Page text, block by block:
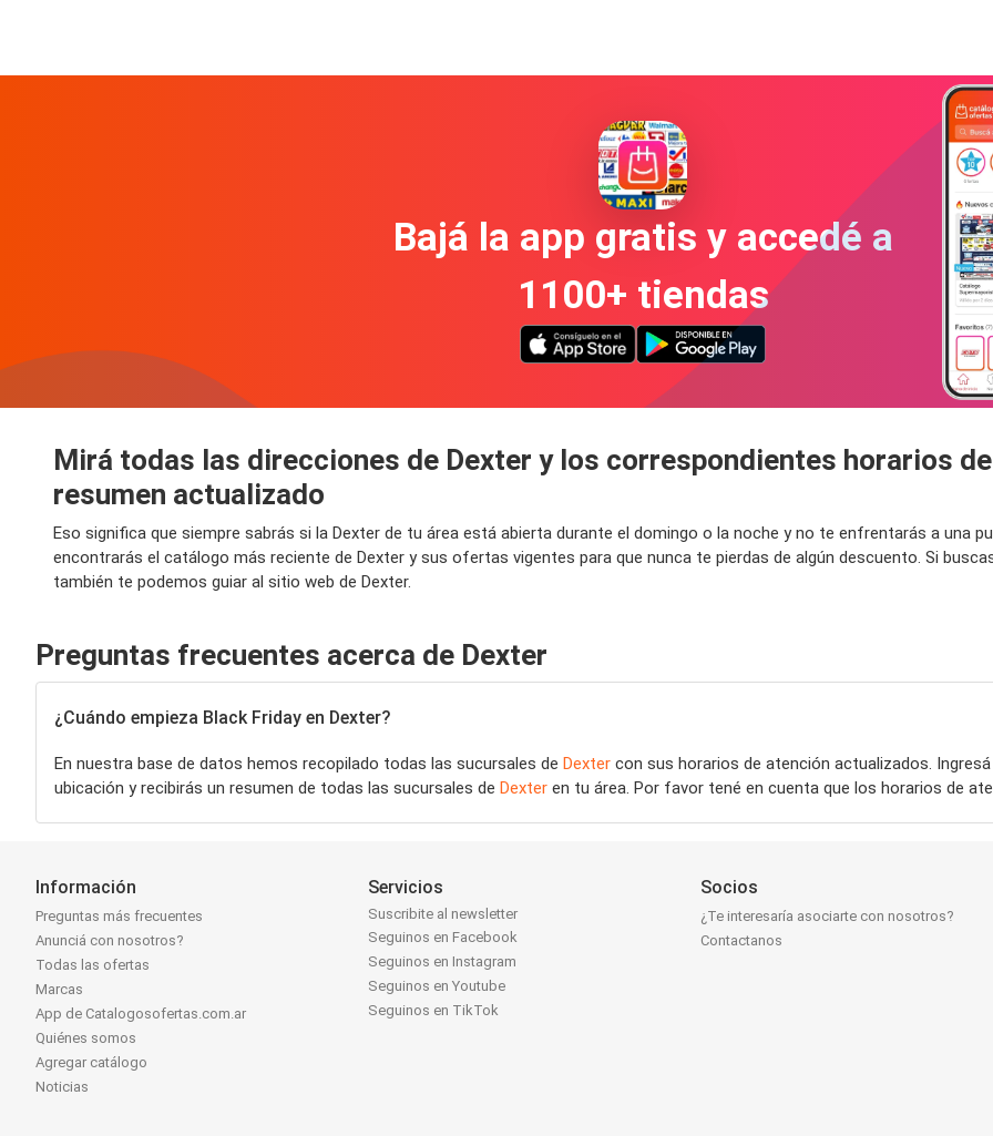
Bajá la app gratis y accedé a
1100+ tiendas
Mirá todas las direcciones de Dexter y los correspondientes horarios
resumen actualizado
Eso significa que siempre sabrás si la Dexter de tu área está abierta durante el domingo o la noche y no te enfrentarás a una
encontrarás el catálogo más reciente de Dexter y sus ofertas vigentes para que nunca te pierdas de algún descuento. Si
también te podemos guiar al sitio web de Dexter.
Preguntas frecuentes acerca de Dexter
¿Cuándo empieza Black Friday en Dexter?
En nuestra base de datos hemos recopilado todas las sucursales de Dexter con sus horarios de atención actualizados.
ubicación y recibirás un resumen de todas las sucursales de Dexter en tu área. Por favor tené en cuenta que los horarios de
Información
Preguntas más frecuentes
Anunciá con nosotros?
Todas las ofertas
Marcas
App de Catalogosofertas.com.ar
Quiénes somos
Agregar catálogo
Noticias
Servicios
Suscribite al newsletter
Seguinos en Facebook
Seguinos en Instagram
Seguinos en Youtube
Seguinos en TikTok
Socios
¿Te interesaría asociarte con nosotros?
Contactanos